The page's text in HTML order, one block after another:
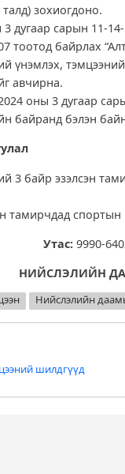
зохиогдоно.
3 дугаар сарын 11-
тоотод байрлах
үнэмлэх,
авчирна.
оны 3 дугаар
байранд бэлэн
3 байр эзэлсэн
тамирчдад спортын
Утас: 9990-
НИЙСЛЭЛИЙН
Нийслэлийн
шилдгүүд